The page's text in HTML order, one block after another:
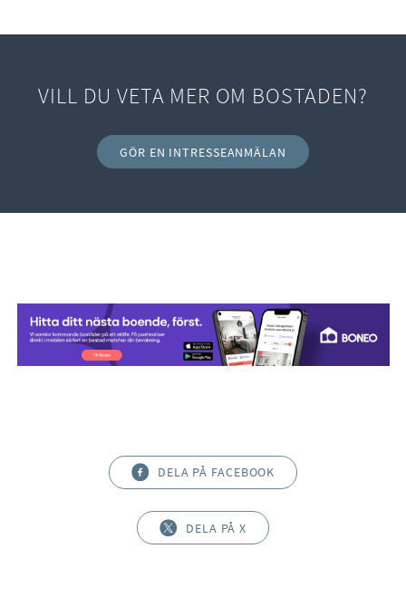
VILL DU VETA MER OM BOSTADEN?
GÖR EN INTRESSEANMÄLAN
DELA PÅ FACEBOOK
DELA PÅ X